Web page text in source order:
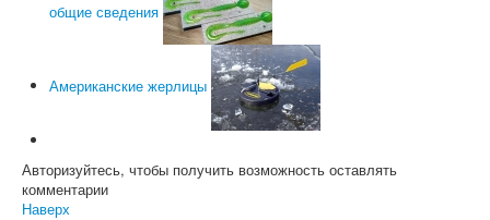
общие сведения
Американские жерлицы
Авторизуйтесь, чтобы получить возможность оставлять
комментарии
Наверх